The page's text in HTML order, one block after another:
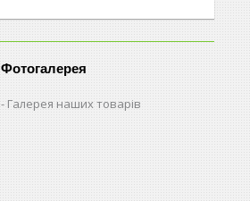
Фотогалерея
Галерея наших товарів